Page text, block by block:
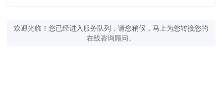
欢迎光临！您已经进入服务队列，请您稍候，马上为您转接您的
在线咨询顾问。